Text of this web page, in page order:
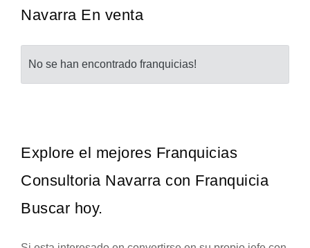
Navarra En venta
No se han encontrado franquicias!
Explore el mejores Franquicias
Consultoria Navarra con Franquicia
Buscar hoy.